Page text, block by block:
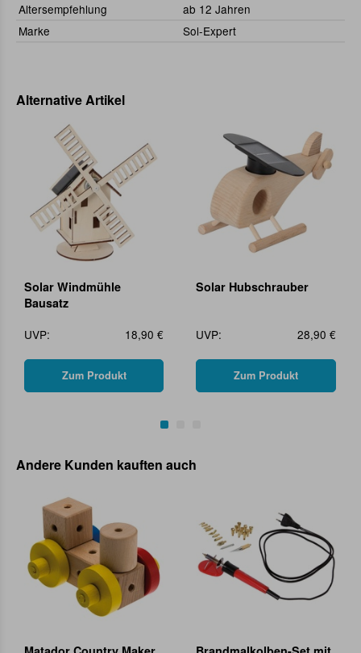
Altersempfehlung
ab 12 Jahren
Marke
Sol-Expert
Alternative Artikel
Solar Windmühle
Bausatz
UVP:
18,90 €
Zum Produkt
Solar Hubschrauber
UVP: 28,90 €
Zum Produkt
Andere Kunden kauften auch